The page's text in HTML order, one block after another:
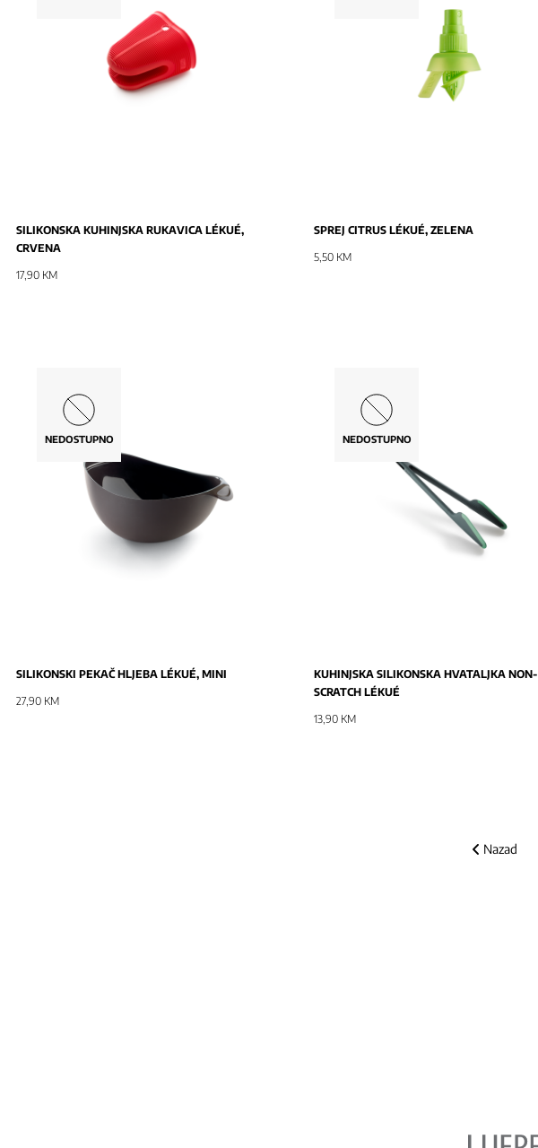
SILIKONSKA KUHINJSKA RUKAVICA LÉKUÉ,
CRVENA
17,90 KM
SPREJ CITRUS LÉKUÉ, ZELENA
5,50 KM
NOVO
NEDOSTUPNO
SILIKONSKI PEKAČ HLJEBA LÉKUÉ, MINI
27,90 KM
NOVO
NEDOSTUPNO
KUHINJSKA SILIKONSKA HVATALJKA NON-
SCRATCH LÉKUÉ
13,90 KM
Nazad